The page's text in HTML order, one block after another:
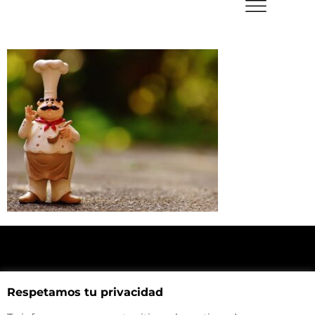
Haz click aquí y mira como llegar a la tienda
Respetamos tu privacidad